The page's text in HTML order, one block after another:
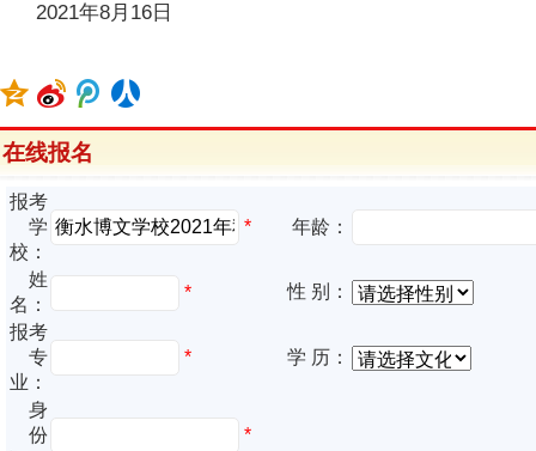
2021年8月16日
在线报名
报考
学
校：
* 年龄：
姓
名：
*
性 别：
报考
专
业：
* 学 历：
身
份
*